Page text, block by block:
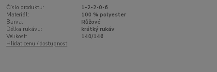
Číslo produktu:
1-2-2-0-6
Materiál:
100 % polyester
Barva:
Růžové
Délka rukávu:
krátký rukáv
Velikost:
140/146
Hlídat cenu / dostupnost